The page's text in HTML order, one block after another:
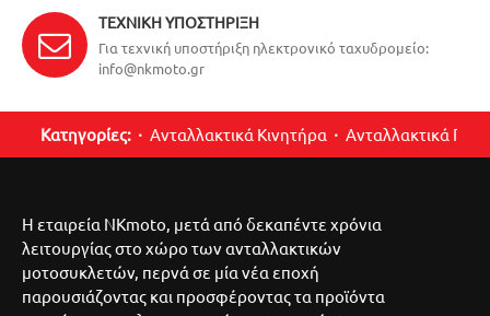
ΤΕΧΝΙΚΉ ΥΠΟΣΤΉΡΙΞΗ
Για τεχνική υποστήριξη ηλεκτρονικό ταχυδρομείο:
info@nkmoto.gr
Κατηγορίες: Ανταλλακτικά Κινητήρα Ανταλλακτικά
Η εταιρεία NKmoto, μετά από δεκαπέντε χρόνια
λειτουργίας στο χώρο των ανταλλακτικών
μοτοσυκλετών, περνά σε μία νέα εποχή
παρουσιάζοντας και προσφέροντας τα προϊόντα